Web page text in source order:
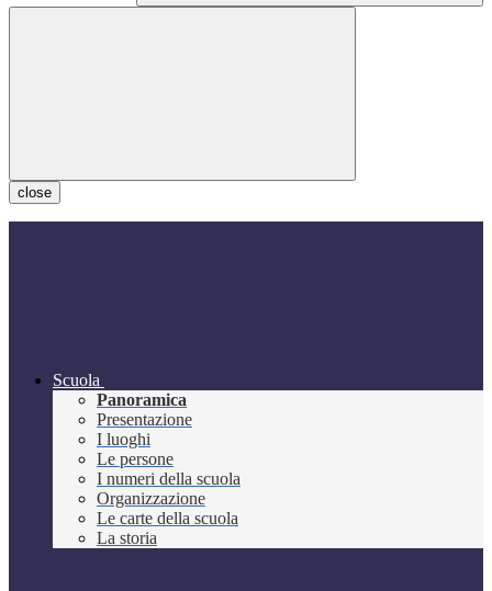
close
Scuola
Panoramica
Presentazione
I luoghi
Le persone
I numeri della scuola
Organizzazione
Le carte della scuola
La storia